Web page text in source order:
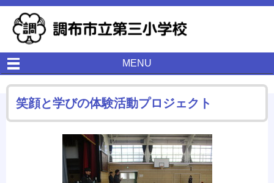
MENU
笑顔と学びの体験活動プロジェクト